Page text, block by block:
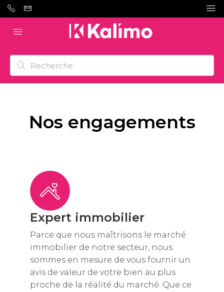
Nos engagements
Expert immobilier
Parce que nous maîtrisons le marché
immobilier de notre secteur, nous
sommes en mesure de vous fournir un
avis de valeur de votre bien au plus
proche de la réalité du marché. Que ce